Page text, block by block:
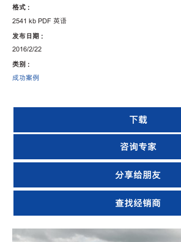
格式 :
2541 kb PDF 英语
发布日期 :
2016/2/22
类别 :
成功案例
下载
咨询专家
分享给朋友
查找经销商